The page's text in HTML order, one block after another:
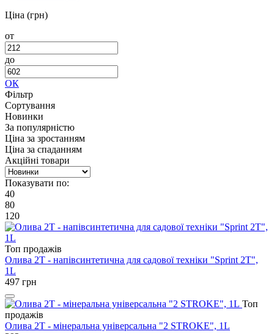
Ціна (грн)
от
до
ОК
Фільтр
Сортування
Новинки
За популярністю
Ціна за зростанням
Ціна за спаданням
Акційні товари
Показувати по:
40
80
120
Топ продажів
Олива 2T - напівсинтетична для садової техніки "Sprint 2Т",
1L
497 грн
Топ
продажів
Олива 2T - мінеральна універсальна "2 STROKE", 1L